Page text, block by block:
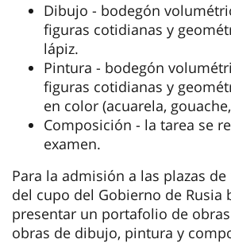
Dibujo - bodegón
figuras cotidianas y
lápiz.
Pintura - bodegón
figuras cotidianas y
en color (acuarela,
Composición - la tarea se
examen.
Para la admisión a las plazas
del cupo del Gobierno de Rusia
presentar un portafolio de
obras de dibujo, pintura y